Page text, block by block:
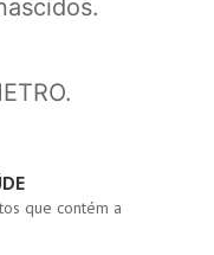
que contém a